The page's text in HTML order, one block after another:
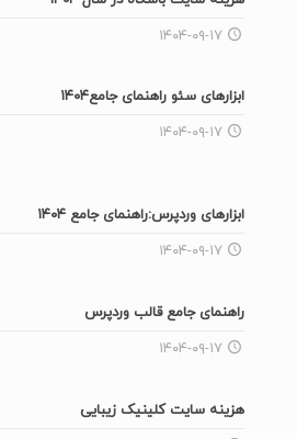
۱۴۰۴-۰۹-۱۷
ابزارهای سئو راهنمای جامع۱۴۰۴
۱۴۰۴-۰۹-۱۷
ابزارهای وردپرس:راهنمای جامع ۱۴۰۴
۱۴۰۴-۰۹-۱۷
راهنمای جامع قالب وردپرس
۱۴۰۴-۰۹-۱۷
هزینه سایت کلینیک زیبایی